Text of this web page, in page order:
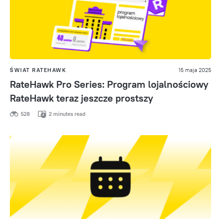
ŚWIAT RATEHAWK 15 maja 2025
RateHawk Pro Series: Program lojalnościowy
RateHawk teraz jeszcze prostszy
528 2 minutes read